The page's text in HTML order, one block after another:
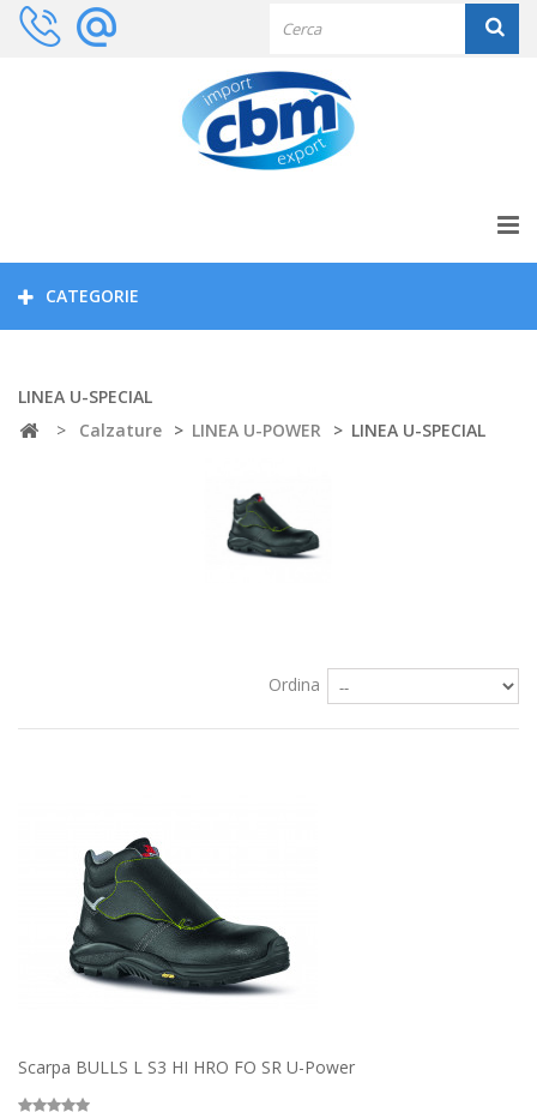
CATEGORIE
LINEA U-SPECIAL
>
Calzature > LINEA U-POWER > LINEA U-SPECIAL
Ordina
Scarpa BULLS L S3 HI HRO FO SR U-Power